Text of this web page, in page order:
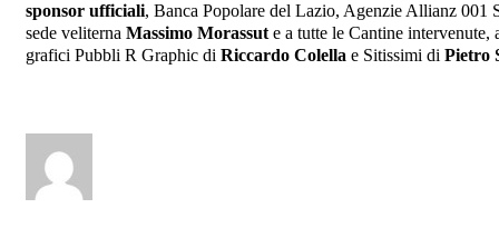
sponsor ufficiali, Banca Popolare del Lazio, Agenzie Allianz
sede veliterna Massimo Morassute a tutte le Cantine
grafici Pubbli R Graphic di Riccardo Colella e Sitissimi di Pietro